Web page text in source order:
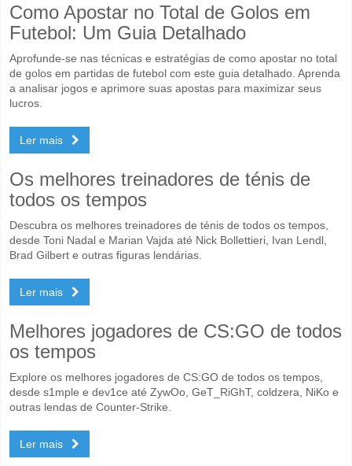
Como Apostar no Total de Golos em
Futebol: Um Guia Detalhado
Aprofunde-se nas técnicas e estratégias de como apostar no total
de golos em partidas de futebol com este guia detalhado. Aprenda
a analisar jogos e aprimore suas apostas para maximizar seus
lucros.
Ler mais
Os melhores treinadores de ténis de
todos os tempos
Descubra os melhores treinadores de ténis de todos os tempos,
desde Toni Nadal e Marian Vajda até Nick Bollettieri, Ivan Lendl,
Brad Gilbert e outras figuras lendárias.
Ler mais
Melhores jogadores de CS:GO de todos
os tempos
Explore os melhores jogadores de CS:GO de todos os tempos,
desde s1mple e dev1ce até ZywOo, GeT_RiGhT, coldzera, NiKo e
outras lendas de Counter-Strike.
Ler mais